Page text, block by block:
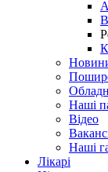
Наші
Відео
Наші
Лікарі